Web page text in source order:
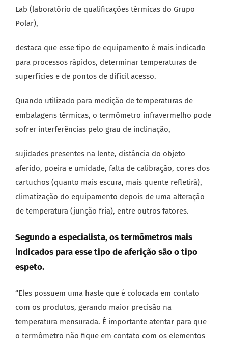
Lab (laboratório de qualificações térmicas do Grupo
Polar),
destaca que esse tipo de equipamento é mais indicado
para processos rápidos, determinar temperaturas de
superfícies e de pontos de difícil acesso.
Quando utilizado para medição de temperaturas de
embalagens térmicas, o termômetro infravermelho pode
sofrer interferências pelo grau de inclinação,
sujidades presentes na lente, distância do objeto
aferido, poeira e umidade, falta de calibração, cores dos
cartuchos (quanto mais escura, mais quente refletirá),
climatização do equipamento depois de uma alteração
de temperatura (junção fria), entre outros fatores.
Segundo a especialista, os termômetros mais
indicados para esse tipo de aferição são o tipo
espeto.
“Eles possuem uma haste que é colocada em contato
com os produtos, gerando maior precisão na
temperatura mensurada. É importante atentar para que
o termômetro não fique em contato com os elementos